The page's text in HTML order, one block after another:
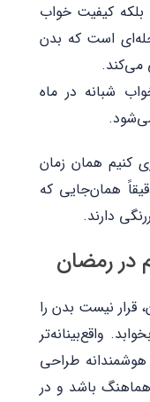
کیفیت خواب
است که بدن
می‌کند.
شبانه در ماه
کنیم همان زمان
همان‌جایی که
دارند.
در رمضان
قرار نیست بدن را
واقع‌بینانه‌تر
طراحی
هماهنگ باشد و در